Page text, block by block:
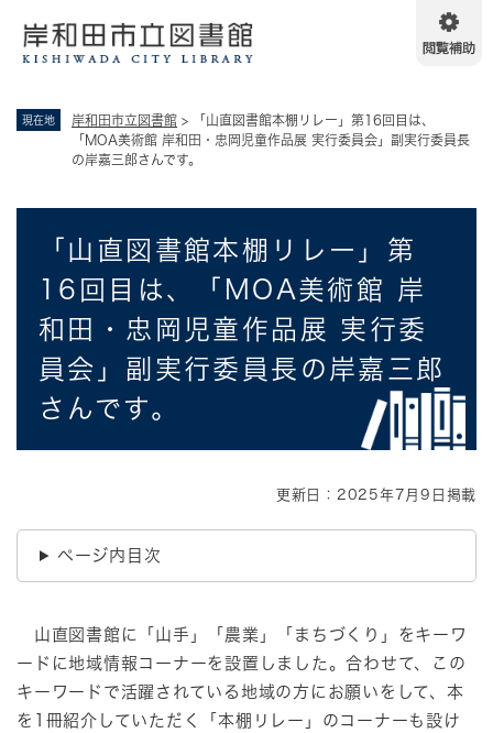
現在地 岸和田市立図書館 >
「山直図書館本棚リレー」第16回目は、
「MOA美術館 岸和田・忠岡児童作品展 実行委員会」副実行委員長
の岸嘉三郎さんです。
「山直図書館本棚リレー」第
16回目は、「MOA美術館 岸
和田・忠岡児童作品展 実行委
員会」副実行委員長の岸嘉三郎
さんです。
更新日：2025年7月9日掲載
ページ内目次
山直図書館に「山手」「農業」「まちづくり」をキーワ
ードに地域情報コーナーを設置しました。合わせて、この
キーワードで活躍されている地域の方にお願いをして、本
を1冊紹介していただく「本棚リレー」のコーナーも設け